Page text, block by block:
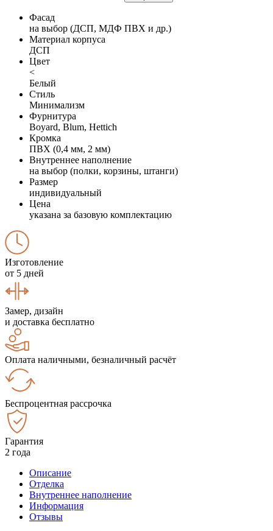
Фасад
на выбор (ДСП, МДФ ПВХ и др.)
Материал корпуса
ДСП
Цвет
<
Белый
Стиль
Минимализм
Фурнитура
Boyard, Blum, Hettich
Кромка
ПВХ (0,4 мм, 2 мм)
Внутреннее наполнение
на выбор (полки, корзины, штанги)
Размер
индивидуальный
Цена
указана за базовую комплектацию
Изготовление
от 5 дней
Замер, дизайн
и доставка бесплатно
Оплата наличными, безналичный расчёт
Беспроцентная рассрочка
Гарантия
2 года
Описание
Отделка
Внутреннее наполнение
Информация
Отзывы